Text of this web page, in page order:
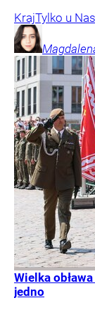
KrajTylko u Nas
Wielka
jedno